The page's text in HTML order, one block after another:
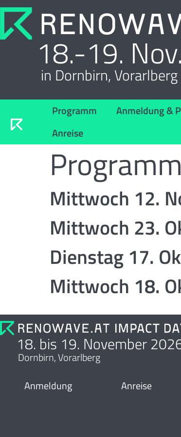
18.-19.
in Dornbirn, Vorarlberg
Programm Anmeldung &
Anreise
Mittwoch 12.
Mittwoch 23.
Dienstag 17.
Mittwoch 18.
18. bis 19. November
Dornbirn, Vorarlberg
Anmeldung
Anreise